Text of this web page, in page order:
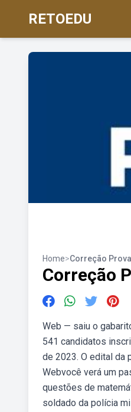
RETOEDU
Home>Correção
Correção
Web — saiu o
541 candidatos
de 2023. O edital da
Webvocê verá um
questões de
soldado da polícia